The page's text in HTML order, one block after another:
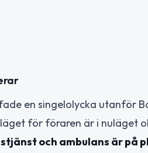
en singelolycka utanför
för föraren är i nuläget
och ambulans är på